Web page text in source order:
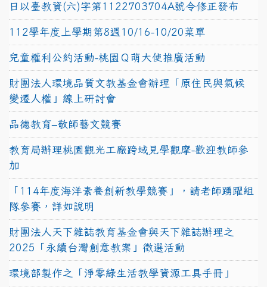
日以臺教資(六)字第1122703704A號令修正發布
112學年度上學期第8週10/16-10/20菜單
兒童權利公約活動-桃園Ｑ萌大使推廣活動
財團法人環境品質文教基金會辦理「原住民與氣候
變遷人權」線上研討會
品德教育–敬師藝文競賽
教育局辦理桃園觀光工廠跨域見學觀摩-歡迎教師參
加
「114年度海洋素養創新教學競賽」，請老師踴躍組
隊參賽，詳如說明
財團法人天下雜誌教育基金會與天下雜誌辦理之
2025「永續台灣創意教案」徵選活動
環境部製作之「淨零綠生活教學資源工具手冊」